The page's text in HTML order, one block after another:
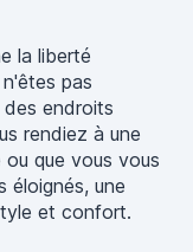
la liberté
pas
endroits
rendiez à une
que vous vous
éloignés, une
et confort.